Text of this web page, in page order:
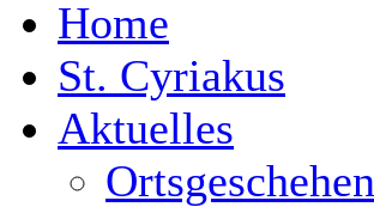
Home
St. Cyriakus
Aktuelles
Ortsgeschehen